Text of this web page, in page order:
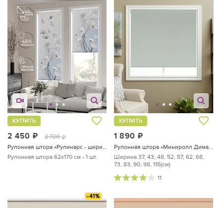
2 450 руб.
2 720 руб.
КУПИТЬ
Рулонная штора 62х170 см - 1 шт.
1 890
КУПИТЬ
Ширина 37, 43, 48, 52, 57, 62, 68,
73, 83, 90, 98, 115(см)
11
-41%